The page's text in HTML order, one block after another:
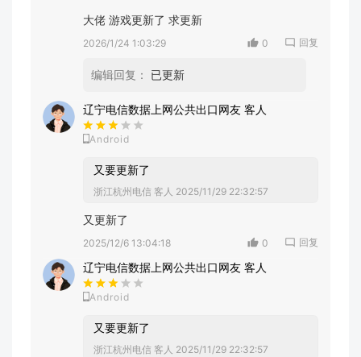
大佬 游戏更新了 求更新
2026/1/24 1:03:29 0 回复
编辑回复： 已更新
辽宁电信数据上网公共出口网友 客人
Android
又要更新了
浙江杭州电信 客人 2025/11/29 22:32:57
又更新了
2025/12/6 13:04:18 0 回复
辽宁电信数据上网公共出口网友 客人
Android
又要更新了
浙江杭州电信 客人 2025/11/29 22:32:57